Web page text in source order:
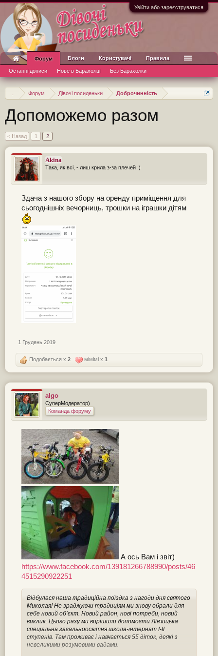
Увійти або зареєструватися
Форум Дівочі посиденьки Доброчинність
Допоможемо разом
< Назад 1 2
Akina
Така, як всі, - лиш крила з-за плечей :)
Здача з нашого збору на оренду приміщення для
сьогоднішніх вечорниць, трошки на іграшки дітям
1 Грудень 2019
Подобається x 2 мімімі x 1
algo
СуперМодератор)
Команда форуму
А ось Вам і звіт)
https://www.facebook.com/139181266788990/posts/46
4515290922251
Відбулася наша традиційна поїздка з нагоди дня святого
Миколая! Не зраджуючи традиціям ми знову обрали для
себе новий об’єкт. Новий район, нові потреби, новий
виклик. Цього разу ми вирішили допомогти Лівчицька
спеціальна загальноосвітня школа-інтернат І-ІІ
ступенів. Там проживає і навчається 55 діток, деякі з
невеликими розумовими вадами.
Форум
Останні дописи Нове в Барахолці Без Барахолки
Блоги Користувачі Правила